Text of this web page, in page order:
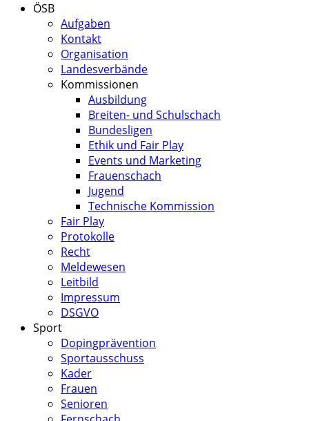
ÖSB
Aufgaben
Kontakt
Organisation
Landesverbände
Kommissionen
Ausbildung
Breiten- und Schulschach
Bundesligen
Ethik und Fair Play
Events und Marketing
Frauenschach
Jugend
Technische Kommission
Fair Play
Protokolle
Recht
Meldewesen
Leitbild
Impressum
DSGVO
Sport
Dopingprävention
Sportausschuss
Kader
Frauen
Senioren